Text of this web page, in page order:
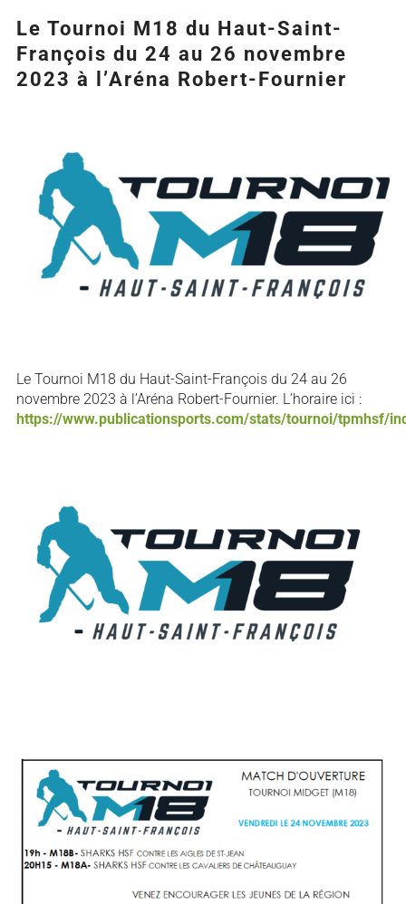
Le Tournoi M18 du Haut-Saint-
François du 24 au 26 novembre
2023 à l’Aréna Robert-Fournier
Agrandir
l&apos;image
Le Tournoi M18 du Haut-Saint-François du 24 au 26
novembre 2023 à l’Aréna Robert-Fournier. L’horaire ici :
https://www.publicationsports.com/stats/tournoi/tpmhsf/